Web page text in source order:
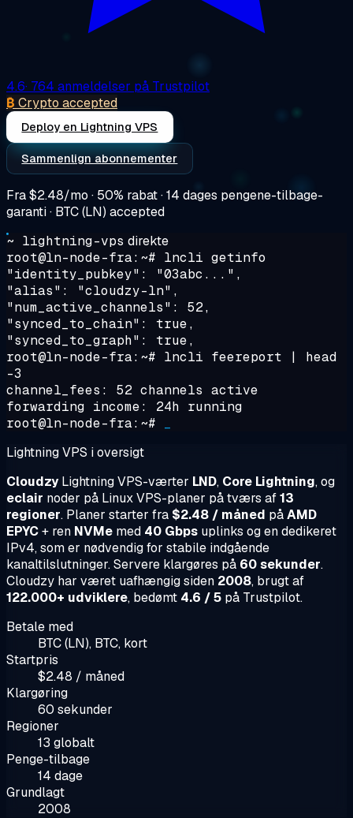
4.6· 764 anmeldelser på Trustpilot
₿ Crypto accepted
Deploy en Lightning VPS
Sammenlign abonnementer
Fra$2.48/mo · 50% rabat · 14 dages pengene-tilbage-
garanti · BTC (LN) accepted
~ lightning-vps direkte
root@ln-node-fra:~# lncli getinfo
"identity_pubkey": "03abc...",
"alias": "cloudzy-ln",
"num_active_channels": 52,
"synced_to_chain": true,
"synced_to_graph": true,
root@ln-node-fra:~# lncli feereport | head
-3
channel_fees: 52 channels active
forwarding income: 24h running
root@ln-node-fra:~#
Lightning VPS i oversigt
CloudzyLightning VPS-værter LND, Core Lightning, og
eclair noder på Linux VPS-planer på tværs af13
regioner. Planer starter fra $2.48 / måned påAMD
EPYC+ ren NVMe med 40 Gbps uplinks og en dedikeret
IPv4, som er nødvendig for stabile indgående
kanaltilslutninger. Servere klargøres på 60 sekunder.
Cloudzy har været uafhængig siden 2008, brugt af
122.000+ udviklere, bedømt 4.6 / 5 på Trustpilot.
Betale med
BTC (LN), BTC, kort
Startpris
$2.48 / måned
Klargøring
60 sekunder
Regioner
13 globalt
Penge-tilbage
14 dage
Grundlagt
2008